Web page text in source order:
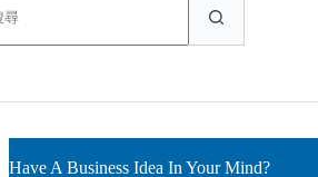
Have A Business Idea In Your Mind?